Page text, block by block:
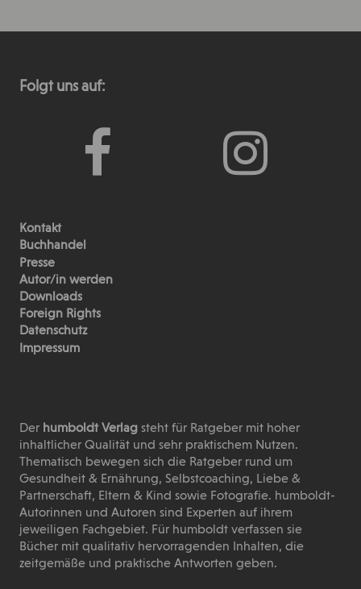
Folgt uns auf:
Kontakt
Buchhandel
Presse
Autor/in werden
Downloads
Foreign Rights
Datenschutz
Impressum
Derhumboldt Verlag steht für Ratgeber mit hoher
inhaltlicher Qualität und sehr praktischem Nutzen.
Thematisch bewegen sich die Ratgeber rund um
Gesundheit & Ernährung, Selbstcoaching, Liebe &
Partnerschaft, Eltern & Kind sowie Fotografie. humboldt-
Autorinnen und Autoren sind Experten auf ihrem
jeweiligen Fachgebiet. Für humboldt verfassen sie
Bücher mit qualitativ hervorragenden Inhalten, die
zeitgemäße und praktische Antworten geben.